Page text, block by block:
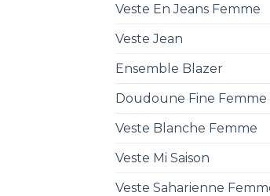
Veste En Jeans Femme
Veste Jean
Ensemble Blazer
Doudoune Fine Femme
Veste Blanche Femme
Veste Mi Saison
Veste Saharienne